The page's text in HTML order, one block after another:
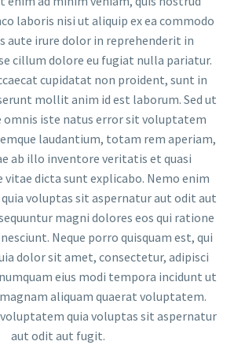
laboris nisi ut aliquip ex ea commodo
aute irure dolor in reprehenderit in
cillum dolore eu fugiat nulla pariatur.
cupidatat non proident, sunt in
mollit anim id est laborum. Sed ut
omnis iste natus error sit voluptatem
laudantium, totam rem aperiam,
ab illo inventore veritatis et quasi
dicta sunt explicabo. Nemo enim
voluptas sit aspernatur aut odit aut
magni dolores eos qui ratione
Neque porro quisquam est, qui
dolor sit amet, consectetur, adipisci
eius modi tempora incidunt ut
aliquam quaerat voluptatem.
quia voluptas sit aspernatur
aut odit aut fugit.